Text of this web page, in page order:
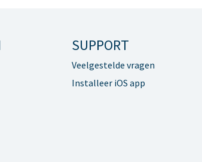
SUPPORT
Veelgestelde vragen
Installeer iOS app